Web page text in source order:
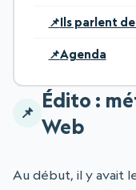
Ils parlent
Agenda
Édito :
Web
Au début, il y avait